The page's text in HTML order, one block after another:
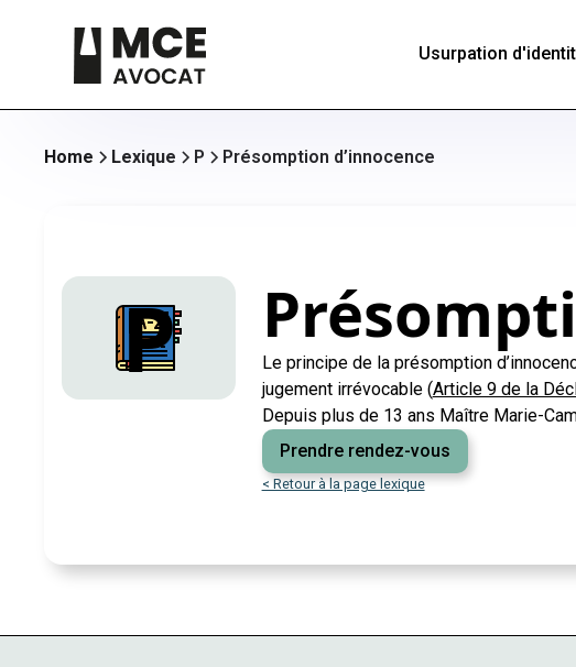
Usurpation
Home Lexique P Présomption d’innocence
P
Le principe de la présomption
jugement irrévocable (Article 9 de la
Depuis plus de 13 ans Maître Marie-
Prendre rendez-vous
< Retour à la page lexique